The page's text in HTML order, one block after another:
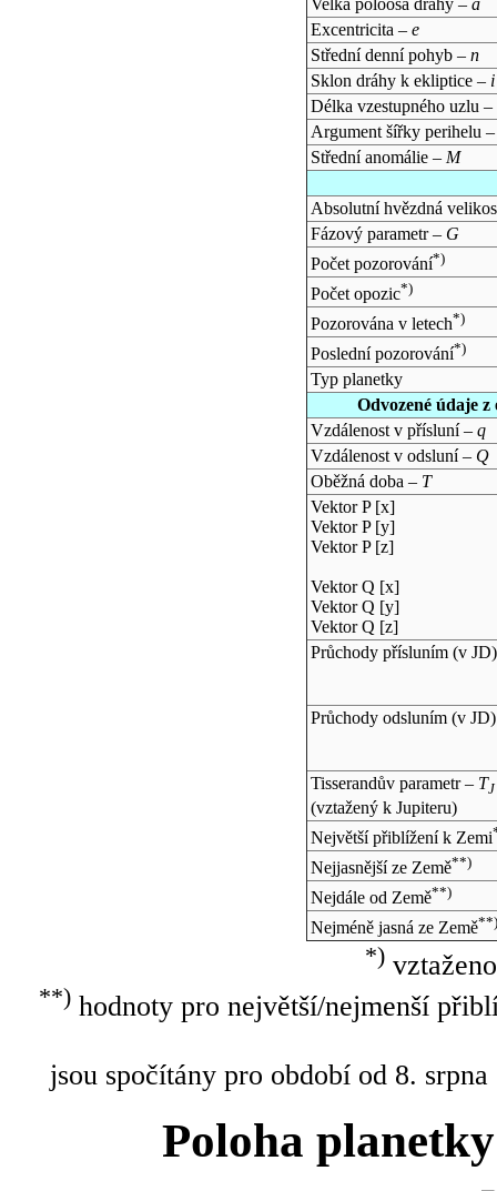
Excentricita – e
Střední denní pohyb – n
Sklon dráhy k ekliptice – i
Délka vzestupného uzlu –
Argument šířky perihelu
Střední anomálie – M
Absolutní hvězdná
Fázový parametr – G
Počet pozorování*)
Počet opozic*)
Pozorována v letech*)
Poslední pozorování*)
Typ planetky
Odvozené údaje
Vzdálenost v přísluní – q
Vzdálenost v odsluní – Q
Oběžná doba – T
Vektor P [x]
Vektor P [y]
Vektor P [z]
Vektor Q [x]
Vektor Q [y]
Vektor Q [z]
Průchody přísluním (v JD)
Průchody odsluním (v JD)
Tisserandův parametr – TJ
(vztažený k Jupiteru)
Největší přiblížení k Zemi
Nejjasnější ze Země**)
Nejdále od Země**)
Nejméně jasná ze Země**)
*)
**)hodnoty pro největší/nejmenší
jsou spočítány pro období od 8.
Poloha